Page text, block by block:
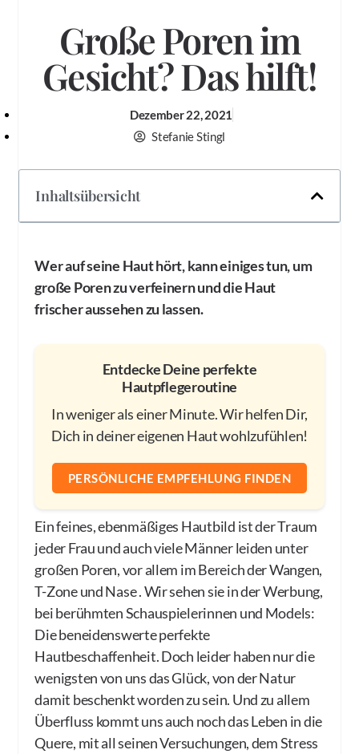
Große Poren im
Gesicht? Das hilft!
Dezember 22, 2021
Stefanie Stingl
Inhaltsübersicht
Wer auf seine Haut hört, kann einiges tun, um
große Poren zu verfeinern und die Haut
frischer aussehen zu lassen.
Entdecke Deine perfekte
Hautpflegeroutine
In weniger als einer Minute. Wir helfen Dir,
Dich in deiner eigenen Haut wohlzufühlen!
PERSÖNLICHE EMPFEHLUNG FINDEN
Ein feines, ebenmäßiges Hautbild ist der Traum
jeder Frau und auch viele Männer leiden unter
großen Poren, vor allem im Bereich der Wangen,
T-Zone und Nase . Wir sehen sie in der Werbung,
bei berühmten Schauspielerinnen und Models:
Die beneidenswerte perfekte
Hautbeschaffenheit. Doch leider haben nur die
wenigsten von uns das Glück, von der Natur
damit beschenkt worden zu sein. Und zu allem
Überfluss kommt uns auch noch das Leben in die
Quere, mit all seinen Versuchungen, dem Stress